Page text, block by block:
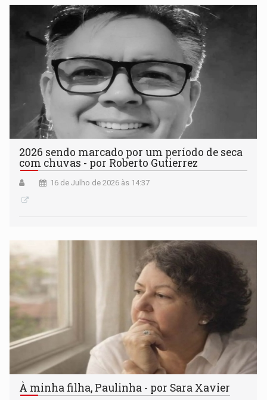
2026 sendo marcado por um período de seca
com chuvas - por Roberto Gutierrez
16 de Julho de 2026 às 14:37
À minha filha, Paulinha - por Sara Xavier